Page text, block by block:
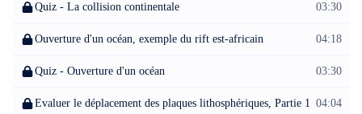
Quiz - La collision continentale 03:30
Ouverture d'un océan, exemple du rift est-africain 04:18
Quiz - Ouverture d'un océan 03:30
Evaluer le déplacement des plaques lithosphériques, Partie 1 04:04